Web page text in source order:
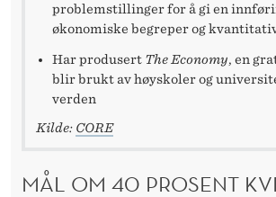
problemstillinger for å gi en
økonomiske begreper og
Har produsert The Economy, en
blir brukt av høyskoler og
verden
Kilde: CORE
MÅL OM 40 PROSENT